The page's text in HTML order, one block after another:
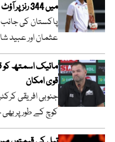
میں 344 رنز پر آؤٹ
عثمان اور عبید
مائیک اسمتھ کو
قوی امکان
جنوبی افریقی
کوچ کے طور پر